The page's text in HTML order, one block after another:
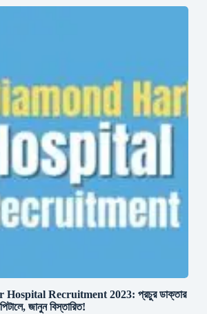
Recruitment 2023: প্রচুর ডাক্তার
জানুন বিস্তারিত!